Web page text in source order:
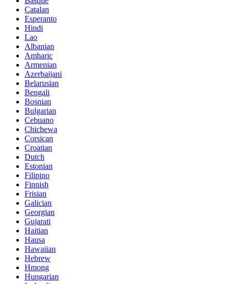
Catalan
Esperanto
Hindi
Lao
Albanian
Amharic
Armenian
Azerbaijani
Belarusian
Bengali
Bosnian
Bulgarian
Cebuano
Chichewa
Corsican
Croatian
Dutch
Estonian
Filipino
Finnish
Frisian
Galician
Georgian
Gujarati
Haitian
Hausa
Hawaiian
Hebrew
Hmong
Hungarian